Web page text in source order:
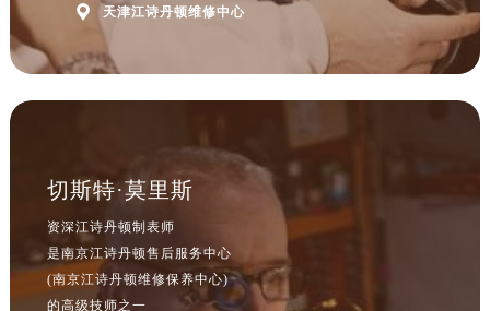
资深江诗丹顿制表师
是南京江诗丹顿售后服务中心
(南京江诗丹顿维修保养中心)
的高级技师之一
NanJing Vacheron Constantin Maintain center